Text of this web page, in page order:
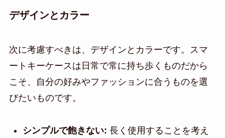
デザインとカラー
次に考慮すべきは、デザインとカラーです。スマ
ートキーケースは日常で常に持ち歩くものだから
こそ、自分の好みやファッションに合うものを選
びたいものです。
シンプルで飽きない: 長く使用することを考え